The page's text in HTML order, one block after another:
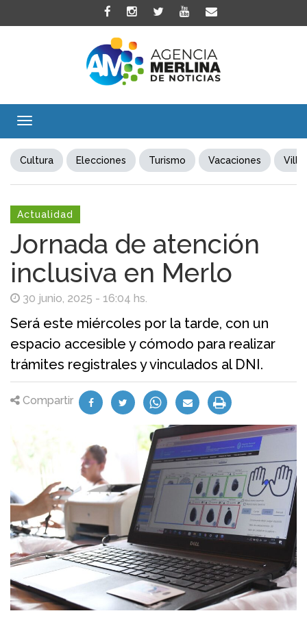
Toggle
Cultura Elecciones Turismo Vacaciones Villa
Actualidad
Jornada de atención
inclusiva en Merlo
30 junio, 2025 - 16:04 hs.
Será este miércoles por la tarde, con un
espacio accesible y cómodo para realizar
trámites registrales y vinculados al DNI.
Compartir